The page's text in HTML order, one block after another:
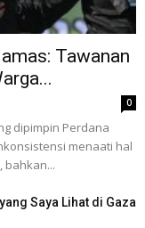
Tawanan
0
dipimpin Perdana
menaati hal
bahkan...
Saya Lihat di Gaza